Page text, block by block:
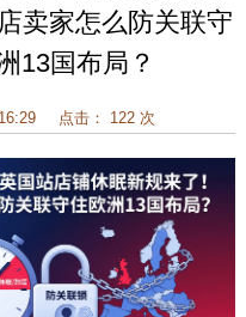
卖家怎么防关联守
13国布局？
点击： 122 次